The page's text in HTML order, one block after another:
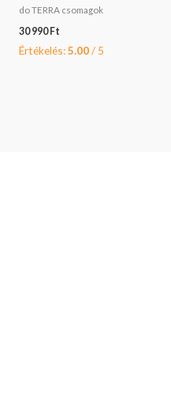
do TERRA csomagok
30 990 Ft
Értékelés:5.00/ 5